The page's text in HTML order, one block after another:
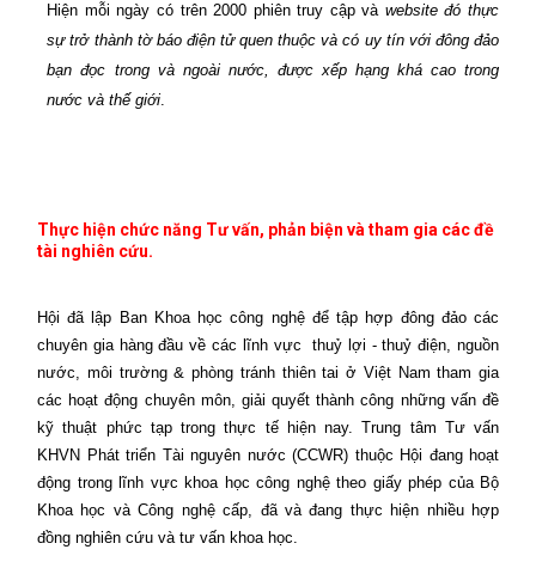
Hiện mỗi ngày có trên 2000 phiên truy cập và website đó thực
sự trở thành tờ báo điện tử quen thuộc và có uy tín với đông đảo
bạn đọc trong và ngoài nước, được xếp hạng khá cao trong
nước và thế giới.
Thực hiện chức năng Tư vấn, phản biện và tham gia các đề
tài nghiên cứu.
Hội đã lập Ban Khoa học công nghệ để tập hợp đông đảo các
chuyên gia hàng đầu về các lĩnh vực
thuỷ lợi - thuỷ điện, nguồn
nước, môi trường & phòng tránh thiên tai ở Việt Nam tham gia
các hoạt động chuyên môn, giải quyết thành công những vấn đề
kỹ thuật phức tạp trong thực tế hiện nay. Trung tâm Tư vấn
KHVN Phát triển Tài nguyên nước (CCWR) thuộc Hội đang hoạt
động trong lĩnh vực khoa học công nghệ theo giấy phép của Bộ
Khoa học và Công nghệ cấp, đã và đang thực hiện nhiều hợp
đồng nghiên cứu và tư vấn khoa học.